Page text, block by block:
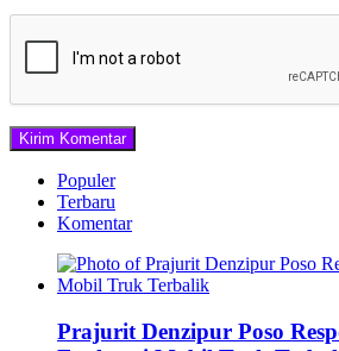
Populer
Terbaru
Komentar
Prajurit Denzipur Poso